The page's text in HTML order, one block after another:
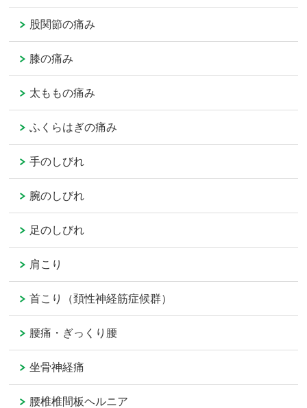
股関節の痛み
膝の痛み
太ももの痛み
ふくらはぎの痛み
手のしびれ
腕のしびれ
足のしびれ
肩こり
首こり（頚性神経筋症候群）
腰痛・ぎっくり腰
坐骨神経痛
腰椎椎間板ヘルニア